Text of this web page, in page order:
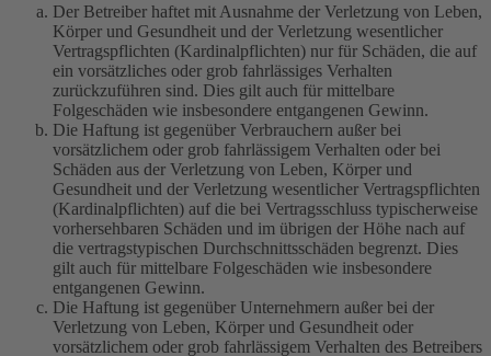
Der Betreiber haftet mit Ausnahme der Verletzung von Leben,
Körper und Gesundheit und der Verletzung wesentlicher
Vertragspflichten (Kardinalpflichten) nur für Schäden, die auf
ein vorsätzliches oder grob fahrlässiges Verhalten
zurückzuführen sind. Dies gilt auch für mittelbare
Folgeschäden wie insbesondere entgangenen Gewinn.
Die Haftung ist gegenüber Verbrauchern außer bei
vorsätzlichem oder grob fahrlässigem Verhalten oder bei
Schäden aus der Verletzung von Leben, Körper und
Gesundheit und der Verletzung wesentlicher Vertragspflichten
(Kardinalpflichten) auf die bei Vertragsschluss typischerweise
vorhersehbaren Schäden und im übrigen der Höhe nach auf
die vertragstypischen Durchschnittsschäden begrenzt. Dies
gilt auch für mittelbare Folgeschäden wie insbesondere
entgangenen Gewinn.
Die Haftung ist gegenüber Unternehmern außer bei der
Verletzung von Leben, Körper und Gesundheit oder
vorsätzlichem oder grob fahrlässigem Verhalten des Betreibers